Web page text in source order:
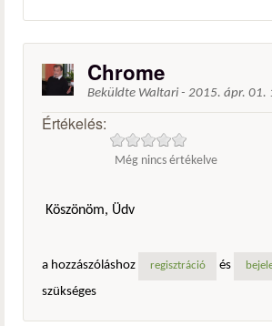
Chrome
Beküldte Waltari - 2015. ápr. 01.
Értékelés:
Még nincs értékelve
Köszönöm, Üdv
a hozzászóláshoz regisztráció és
szükséges